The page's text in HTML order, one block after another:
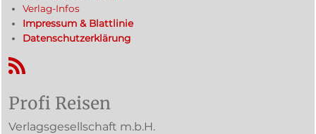
Verlag-Infos
Impressum & Blattlinie
Datenschutzerklärung
RSS-Feed
Profi Reisen
Verlagsgesellschaft m.b.H.